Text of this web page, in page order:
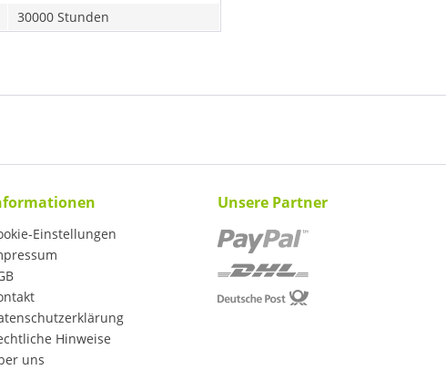
30000 Stunden
Einstellungen
Hinweise
uns
Unsere Partner